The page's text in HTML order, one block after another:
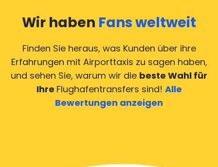
Wir haben Fans weltweit
Finden Sie heraus, was Kunden über ihre
Erfahrungen mit Airporttaxis zu sagen haben,
und sehen Sie, warum wir die beste Wahl für
Ihre Flughafentransfers sind! Alle
Bewertungen anzeigen